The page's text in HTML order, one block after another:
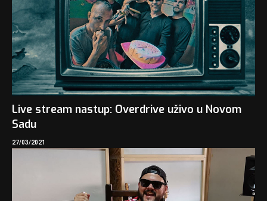
Live stream nastup: Overdrive uživo u Novom
Sadu
27/03/2021